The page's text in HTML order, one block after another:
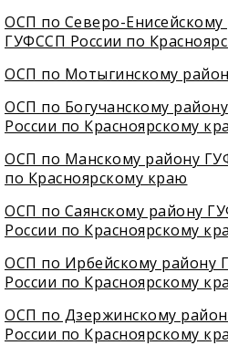
ОСП по Северо-Енисейскому
ГУФССП России по
ОСП по Мотыгинскому
ОСП по Богучанскому
России по Красноярскому
ОСП по Манскому району
по Красноярскому краю
ОСП по Саянскому району
России по Красноярскому
ОСП по Ирбейскому району
России по Красноярскому
ОСП по Дзержинскому
России по Красноярскому